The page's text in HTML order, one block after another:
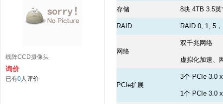
线阵CCD摄像头
询价
已有0人评价
存储 8块 4TB 3.5
RAID RAID 0, 1, 5
网络
双千兆网络
虚拟化加速、
PCIe扩展
3个 PCIe 3.0
1个 PCIe 3.0